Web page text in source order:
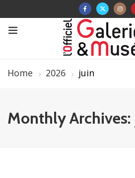
Home 2026 juin
Monthly